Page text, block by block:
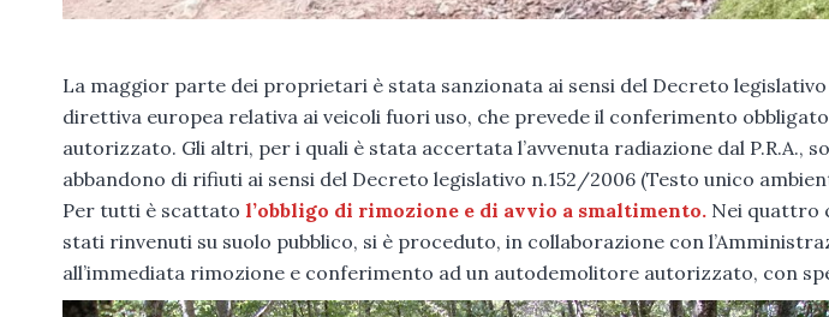
La maggior parte dei proprietari è stata sanzionata ai sensi del Decreto
direttiva europea relativa ai veicoli fuori uso, che prevede il conferimento
autorizzato. Gli altri, per i quali è stata accertata l’avvenuta radiazione dal P.R.A.,
abbandono di rifiuti ai sensi del Decreto legislativo n.152/2006 (Testo unico
Per tutti è scattato l’obbligo di rimozione e di avvio a smaltimento. Nei quattro
stati rinvenuti su suolo pubblico, si è proceduto, in collaborazione con
all’immediata rimozione e conferimento ad un autodemolitore autorizzato, con